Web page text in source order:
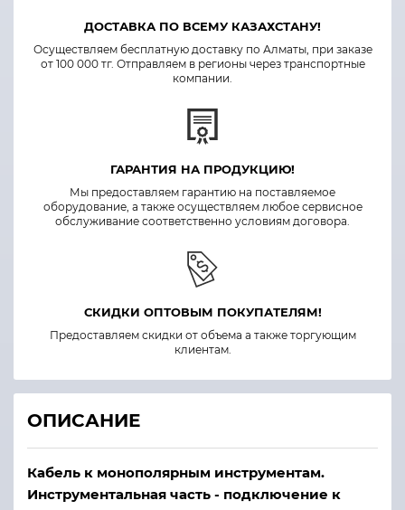
ДОСТАВКА ПО ВСЕМУ КАЗАХСТАНУ!
Осуществляем бесплатную доставку по Алматы, при заказе
от 100 000 тг. Отправляем в регионы через транспортные
компании.
ГАРАНТИЯ НА ПРОДУКЦИЮ!
Мы предоставляем гарантию на поставляемое
оборудование, а также осуществляем любое сервисное
обслуживание соответственно условиям договора.
СКИДКИ ОПТОВЫМ ПОКУПАТЕЛЯМ!
Предоставляем скидки от объема а также торгующим
клиентам.
ОПИСАНИЕ
Кабель к монополярным инструментам.
Инструментальная часть - подключение к